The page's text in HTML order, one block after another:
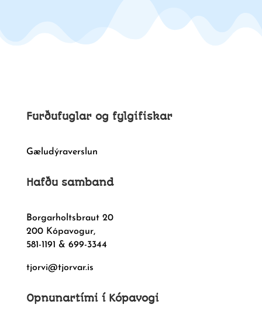
Furðufuglar og fylgifiskar
Gæludýraverslun
Hafðu samband
Borgarholtsbraut 20
200 Kópavogur,
581-1191 & 699-3344
tjorvi@tjorvar.is
Opnunartími í Kópavogi